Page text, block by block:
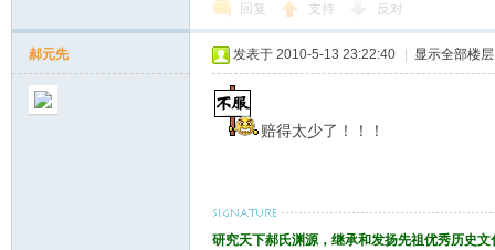
回复 支持 反对
郝元先 发表于 2010-5-13 23:22:40 显示全部楼层
赔得太少了！！！
研究天下郝氏渊源，继承和发扬先祖优秀历史